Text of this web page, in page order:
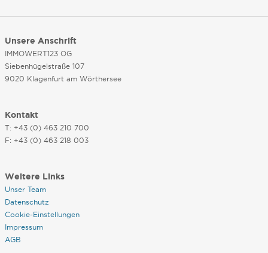
Unsere Anschrift
IMMOWERT123 OG
Siebenhügelstraße 107
9020 Klagenfurt am Wörthersee
Kontakt
T: +43 (0) 463 210 700
F: +43 (0) 463 218 003
Weitere Links
Unser Team
Datenschutz
Cookie-Einstellungen
Impressum
AGB